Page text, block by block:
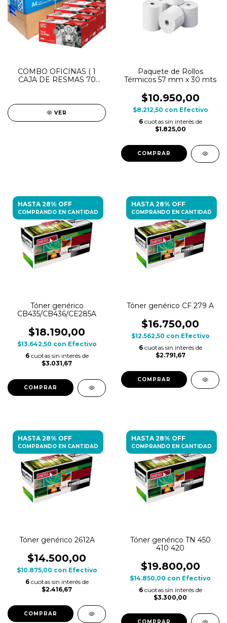
COMBO OFICINAS ( 1
CAJA DE RESMAS 70
VER
Paquete de Rollos
Térmicos 57 mm x 30 mts
$10.950,00
$8.212,50 con Efectivo
6 cuotas sin interés de
$1.825,00
HASTA 28% OFF
COMPRANDO EN CANTIDAD
Tóner genérico
CB435/CB436/CE285A
$18.190,00
$13.642,50 con Efectivo
6 cuotas sin interés de
$3.031,67
HASTA 28% OFF
COMPRANDO EN CANTIDAD
Tóner genérico CF 279 A
$16.750,00
$12.562,50 con Efectivo
6 cuotas sin interés de
$2.791,67
HASTA 28% OFF
COMPRANDO EN CANTIDAD
Tóner genérico 2612A
$14.500,00
$10.875,00 con Efectivo
6 cuotas sin interés de
$2.416,67
HASTA 28% OFF
COMPRANDO EN CANTIDAD
Tóner genérico TN 450
410 420
$19.800,00
$14.850,00 con Efectivo
6 cuotas sin interés de
$3.300,00